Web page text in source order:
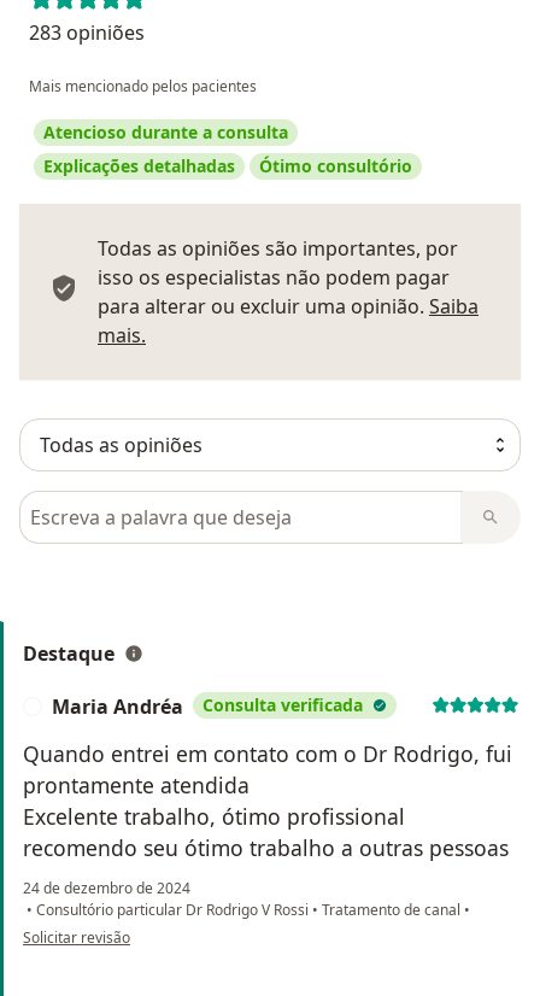
283 opiniões
Mais mencionado pelos pacientes
Atencioso durante a consulta
Explicações detalhadas
Ótimo consultório
Todas as opiniões são importantes, por
isso os especialistas não podem pagar
para alterar ou excluir uma opinião. Saiba
mais.
Pesquisar em opiniões
Destaque
Maria Andréa Consulta verificada
Quando entrei em contato com o Dr Rodrigo, fui
prontamente atendida
Excelente trabalho, ótimo profissional
recomendo seu ótimo trabalho a outras pessoas
24 de dezembro de 2024
• Consultório particular Dr Rodrigo V Rossi • Tratamento de canal •
na opinião do utilizador Maria Andréa
Solicitar revisão